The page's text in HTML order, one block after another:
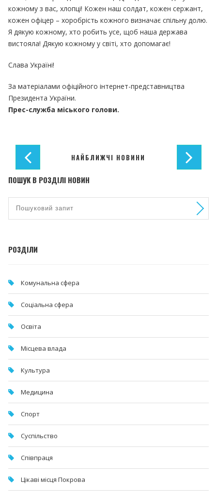
кожному з вас, хлопці! Кожен наш солдат, кожен сержант,
кожен офіцер – хоробрість кожного визначає спільну долю.
Я дякую кожному, хто робить усе, щоб наша держава
вистояла! Дякую кожному у світі, хто допомагає!
Слава Україні!
За матеріалами офіційного інтернет-представництва
Президента України.
Прес-служба міського голови.
НАЙБЛИЖЧІ НОВИНИ
ПОШУК В РОЗДІЛІ НОВИН
РОЗДІЛИ
Комунальна cфера
Соціальна сфера
Освіта
Місцева влада
Культура
Медицина
Спорт
Суспільство
Співпраця
Цікаві місця Покрова